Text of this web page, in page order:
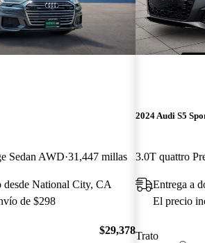
Sedan AWD 31,447 millas
desde National City, CA
de $298
$29,378
2024 Audi S5
3.0T quattro
Entrega a
El precio
Trato